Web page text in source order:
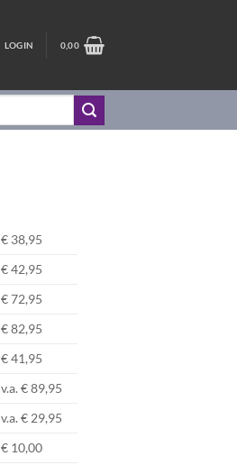
LOGIN 0,00
€ 38,95
€ 42,95
€ 72,95
€ 82,95
€ 41,95
v.a. € 89,95
v.a. € 29,95
€ 10,00